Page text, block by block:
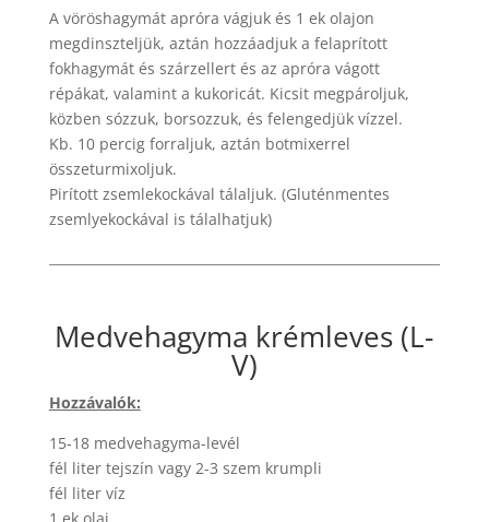
A vöröshagymát apróra vágjuk és 1 ek olajon
megdinszteljük, aztán hozzáadjuk a felaprított
fokhagymát és szárzellert és az apróra vágott
répákat, valamint a kukoricát. Kicsit megpároljuk,
közben sózzuk, borsozzuk, és felengedjük vízzel.
Kb. 10 percig forraljuk, aztán botmixerrel
összeturmixoljuk.
Pirított zsemlekockával tálaljuk. (Gluténmentes
zsemlyekockával is tálalhatjuk)
Medvehagyma krémleves (L-
V)
Hozzávalók:
15-18 medvehagyma-levél
fél liter tejszín vagy 2-3 szem krumpli
fél liter víz